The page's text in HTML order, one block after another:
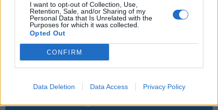
I want to opt-out of Collection, Use,
Retention, Sale, and/or Sharing of my
Personal Data that Is Unrelated with the
Purposes for which it was collected.
Opted Out
CONFIRM
Data Deletion Data Access Privacy Policy
Leiar